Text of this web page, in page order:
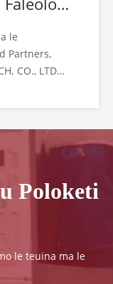
le
Partners,
CO., LTD
Poloketi
le teuina ma le